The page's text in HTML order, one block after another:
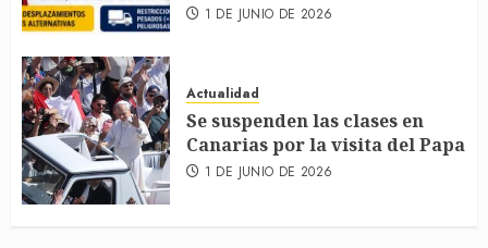
1 DE JUNIO DE 2026
Actualidad
Se suspenden las clases en
Canarias por la visita del Papa
1 DE JUNIO DE 2026